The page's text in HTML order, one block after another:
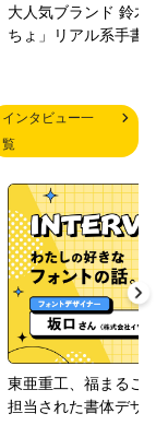
大人気ブランド 鈴木
ちょ」リアル系手書
インタビュー一
覧
東亜重工、福まるご
担当された書体デザ